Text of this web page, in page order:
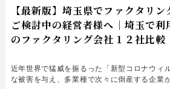
ファクタリングで通りやすい
【最新版】埼玉県でファクタリ
ご検討中の経営者様へ｜埼玉で利
のファクタリング会社１２社比較
近年世界で猛威を振るった「新型コロナウィ
な被害を与え、多業種で次々に倒産する企業